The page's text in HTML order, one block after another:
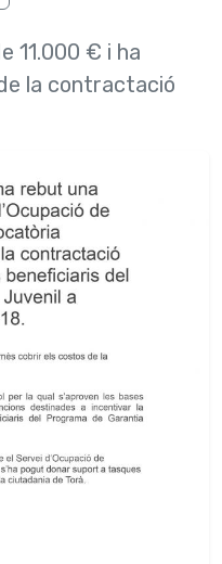
11.000 € i ha
la contractació